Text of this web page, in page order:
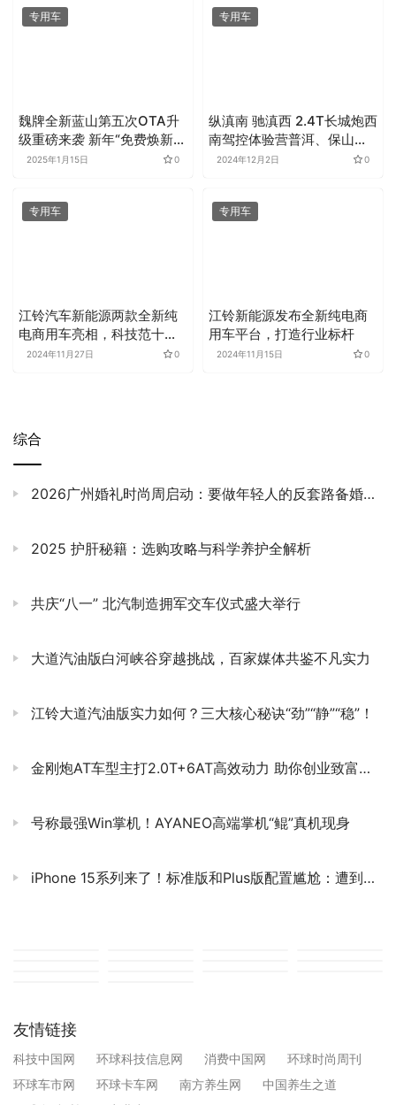
专用车
魏牌全新蓝山第五次OTA升
级重磅来袭 新年“免费焕新
车”
2025年1月15日 0
专用车
纵滇南 驰滇西 2.4T长城炮西
南驾控体验营普洱、保山站
燃擎开启
2024年12月2日 0
专用车
江铃汽车新能源两款全新纯
电商用车亮相，科技范十
足！
2024年11月27日 0
专用车
江铃新能源发布全新纯电商
用车平台，打造行业标杆
2024年11月15日 0
综合
2026广州婚礼时尚周启动：要做年轻人的反套路备婚派对
2025 护肝秘籍：选购攻略与科学养护全解析​
共庆“八一” 北汽制造拥军交车仪式盛大举行
大道汽油版白河峡谷穿越挑战，百家媒体共鉴不凡实力
江铃大道汽油版实力如何？三大核心秘诀“劲”“静”“稳”！
金刚炮AT车型主打2.0T+6AT高效动力 助你创业致富新征程
号称最强Win掌机！AYANEO高端掌机“鲲”真机现身
iPhone 15系列来了！标准版和Plus版配置尴尬：遭到网友无情调侃
友情链接
科技中国网 环球科技信息网 消费中国网
环球时尚周刊
环球车市网
环球卡车网 南方养生网
中国养生之道